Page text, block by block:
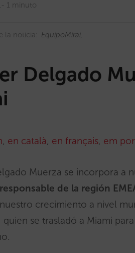
1 minuto
la noticia: EquipoMirai
Delgado
, en català, en français, em
Muerza se incorpora a
de la región
crecimiento a nivel
quien se trasladó a Miami